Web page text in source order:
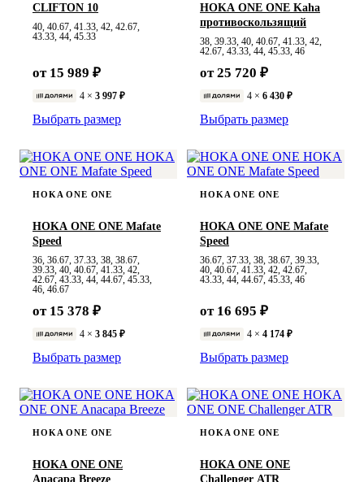
CLIFTON 10
40, 40.67, 41.33, 42, 42.67,
43.33, 44, 45.33
от 15 989 ₽
4 × 3 997 ₽
Выбрать размер
HOKA ONE ONE Kaha
противоскользящий
38, 39.33, 40, 40.67, 41.33, 42,
42.67, 43.33, 44, 45.33, 46
от 25 720 ₽
4 × 6 430 ₽
Выбрать размер
HOKA ONE ONE
HOKA ONE ONE Mafate
Speed
36, 36.67, 37.33, 38, 38.67,
39.33, 40, 40.67, 41.33, 42,
42.67, 43.33, 44, 44.67, 45.33,
46, 46.67
от 15 378 ₽
4 × 3 845 ₽
Выбрать размер
HOKA ONE ONE
HOKA ONE ONE Mafate
Speed
36.67, 37.33, 38, 38.67, 39.33,
40, 40.67, 41.33, 42, 42.67,
43.33, 44, 44.67, 45.33, 46
от 16 695 ₽
4 × 4 174 ₽
Выбрать размер
HOKA ONE ONE
HOKA ONE ONE
Anacapa Breeze
HOKA ONE ONE
HOKA ONE ONE
Challenger ATR